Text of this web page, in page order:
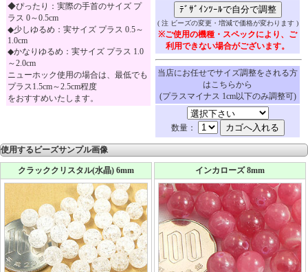
◆ぴったり：実際の手首のサイズ プ
ラス 0～0.5cm
◆少しゆるめ：実サイズ プラス 0.5～
1.0cm
◆かなりゆるめ：実サイズ プラス 1.0
～2.0cm
ニューホック使用の場合は、最低でも
プラス1.5cm～2.5cm程度
をおすすめいたします。
( 注 ビーズの変更・増減で価格が変わります )
※ご使用の機種・スペックにより、ご
利用できない場合がございます。
当店にお任せでサイズ調整をされる方
はこちらから
(プラスマイナス 1cm以下のみ調整可)
数量：
使用するビーズサンプル画像
クラッククリスタル(水晶) 6mm インカローズ 8mm